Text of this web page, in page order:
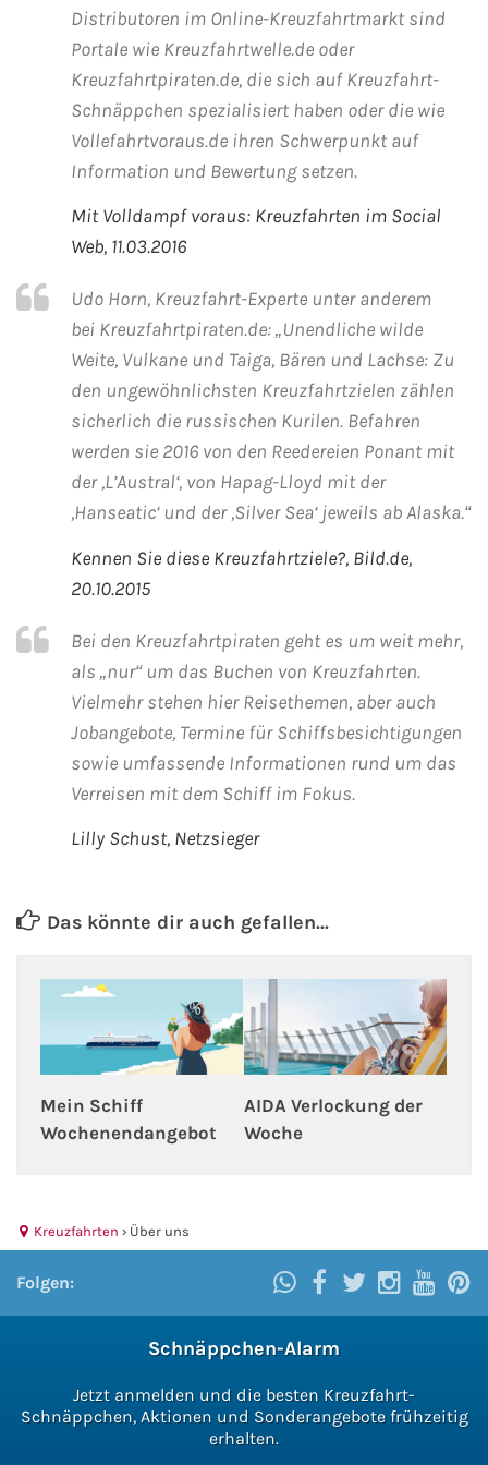
Phoenix Reisen
Hapag-Lloyd Cruises
Cunard Line
Hurtigruten
Royal Caribbean International
PLANTOURS Kreuzfahrten
Alle Reedereien
Flusskreuzfahrten
A-ROSA Flusskreuzfahrten
nicko cruises Flusskreuzfahrten
1AVista Flusskreuzfahrten
Phoenix Reisen Flusskreuzfahrten
Fähre buchen
Color Line
DFDS Seaways
FRS Baltic
Scandlines
Fähre nach Dänemark
Distributoren im Online-Kreuzfahrtmarkt sind
Portale wie Kreuzfahrtwelle.de oder
Kreuzfahrtpiraten.de, die sich auf Kreuzfahrt-
Schnäppchen spezialisiert haben oder die wie
Vollefahrtvoraus.de ihren Schwerpunkt auf
Information und Bewertung setzen.
Mit Volldampf voraus: Kreuzfahrten im Social
Web, 11.03.2016
Udo Horn, Kreuzfahrt-Experte unter anderem
bei Kreuzfahrtpiraten.de: „Unendliche wilde
Weite, Vulkane und Taiga, Bären und Lachse: Zu
den ungewöhnlichsten Kreuzfahrtzielen zählen
sicherlich die russischen Kurilen. Befahren
werden sie 2016 von den Reedereien Ponant mit
der ,L’Austral‘, von Hapag-Lloyd mit der
,Hanseatic‘ und der ,Silver Sea‘ jeweils ab Alaska.“
Kennen Sie diese Kreuzfahrtziele?, Bild.de,
20.10.2015
Bei den Kreuzfahrtpiraten geht es um weit mehr,
als „nur“ um das Buchen von Kreuzfahrten.
Vielmehr stehen hier Reisethemen, aber auch
Jobangebote, Termine für Schiffsbesichtigungen
sowie umfassende Informationen rund um das
Verreisen mit dem Schiff im Fokus.
Lilly Schust, Netzsieger
Das könnte dir auch gefallen...
Mein Schiff
Wochenendangebot
AIDA Verlockung der
Woche
Kreuzfahrten › Über uns
Folgen:
Schnäppchen-Alarm
Jetzt anmelden und die besten Kreuzfahrt-
Schnäppchen, Aktionen und Sonderangebote frühzeitig
erhalten.